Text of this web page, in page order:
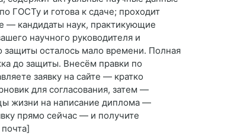
ГОСТу и готова к сдаче; проходит
— кандидаты наук, практикующие
научного руководителя и
осталось мало времени. Полная
до защиты. Внесём правки по
заявку на сайте — кратко
для согласования, затем —
жизни на написание диплома —
прямо сейчас — и получите